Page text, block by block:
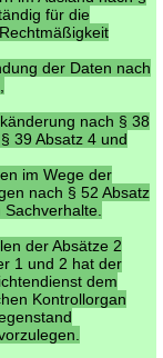
für die
der Daten nach
nach § 38
39 Absatz 4 und
im Wege der
nach § 52 Absatz
der Absätze 2
1 und 2 hat der
dem
Kontrollorgan